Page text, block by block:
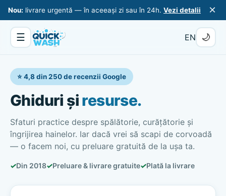
Nou: livrare urgentă — în aceeași zi sau în 24h. Vezi detalii ×
☰ EN 🌙
⭐ 4,8 din 250 de recenzii Google
Ghiduri șiresurse.
Sfaturi practice despre spălătorie, curățătorie și
îngrijirea hainelor. Iar dacă vrei să scapi de corvoadă
— o facem noi, cu preluare gratuită de la ușa ta.
✓Din 2018✓Preluare & livrare gratuite✓Plată la livrare